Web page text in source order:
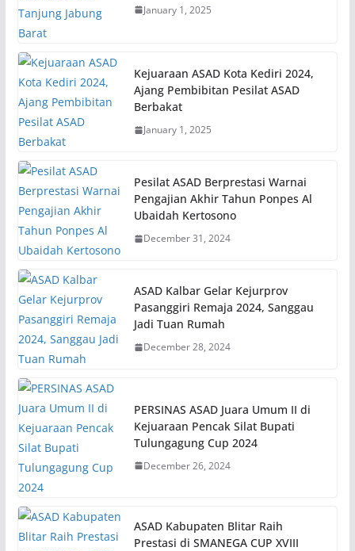
January 1, 2025
Kejuaraan ASAD Kota Kediri 2024,
Ajang Pembibitan Pesilat ASAD
Berbakat
January 1, 2025
Pesilat ASAD Berprestasi Warnai
Pengajian Akhir Tahun Ponpes Al
Ubaidah Kertosono
December 31, 2024
ASAD Kalbar Gelar Kejurprov
Pasanggiri Remaja 2024, Sanggau
Jadi Tuan Rumah
December 28, 2024
PERSINAS ASAD Juara Umum II di
Kejuaraan Pencak Silat Bupati
Tulungagung Cup 2024
December 26, 2024
ASAD Kabupaten Blitar Raih
Prestasi di SMANEGA CUP XVIII